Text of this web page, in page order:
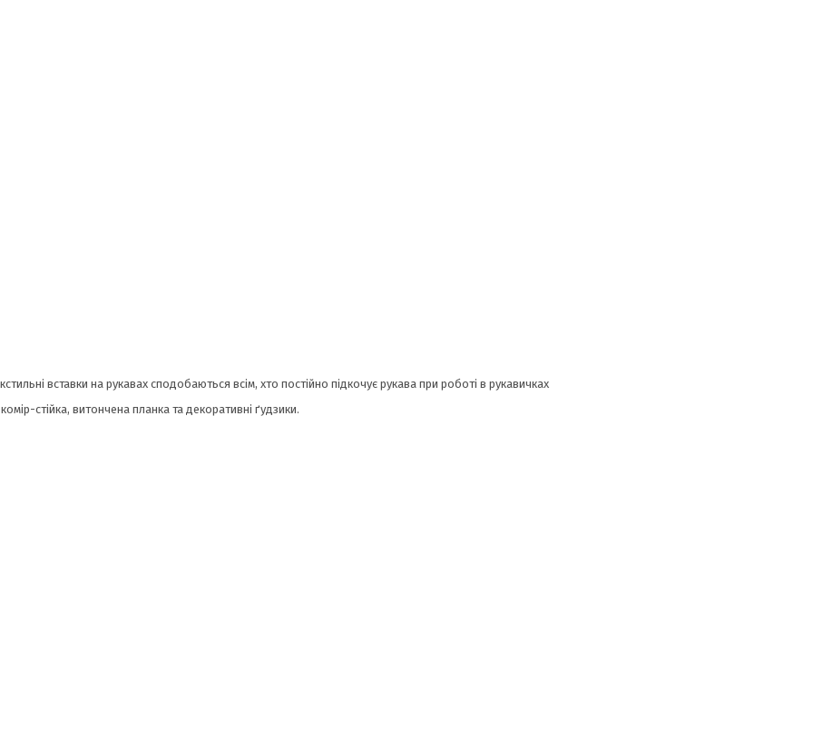
вставки на рукавах сподобаються всім, хто постійно підкочує рукава при роботі в рукавичках
стійка, витончена планка та декоративні ґудзики.